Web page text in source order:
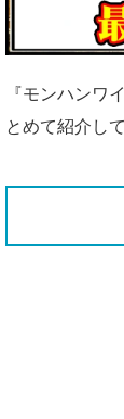
『モンハンワ
とめて紹介し